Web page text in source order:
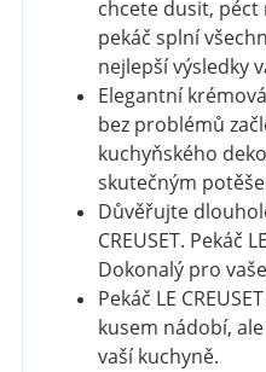
chcete dusit,
pekáč splní
nejlepší výsledky
Elegantní
bez problémů
kuchyňského
skutečným
Důvěřujte
CREUSET. Pekáč
Dokonalý pro
Pekáč LE
kusem nádobí,
vaší kuchyně.